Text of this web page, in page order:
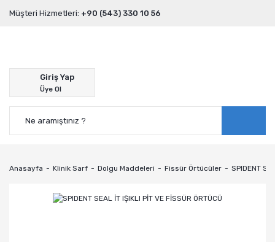
Müşteri Hizmetleri: +90 (543) 330 10 56
Giriş Yap
Üye Ol
Anasayfa Klinik Sarf Dolgu Maddeleri Fissür Örtücüler SPIDENT